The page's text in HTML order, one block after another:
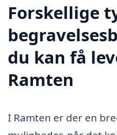
Forskellige
du kan få
Ramten
I Ramten er der en